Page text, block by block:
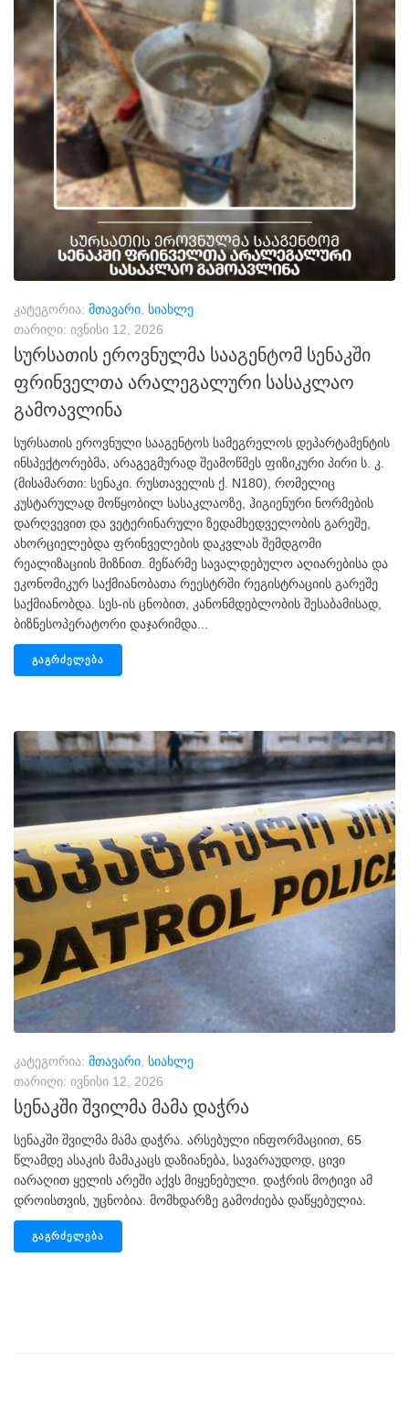
კატეგორია: მთავარი სიახლე
თარიღი: ივნისი 12, 2026
სურსათის ეროვნულმა სააგენტომ სენაკში
ფრინველთა არალეგალური სასაკლაო
გამოავლინა
სურსათის ეროვნული სააგენტოს სამეგრელოს დეპარტამენტის
ინსპექტორებმა, არაგეგმურად შეამოწმეს ფიზიკური პირი ს. კ.
(მისამართი: სენაკი. რუსთაველის ქ. N180), რომელიც
კუსტარულად მოწყობილ სასაკლაოზე, ჰიგიენური ნორმების
დარღვევით და ვეტერინარული ზედამხედველობის გარეშე,
ახორციელებდა ფრინველების დაკვლას შემდგომი
რეალიზაციის მიზნით. მეწარმე სავალდებულო აღიარებისა და
ეკონომიკურ საქმიანობათა რეესტრში რეგისტრაციის გარეშე
საქმიანობდა. სეს-ის ცნობით, კანონმდებლობის შესაბამისად,
ბიზნესოპერატორი დაჯარიმდა...
ᲒᲐᲒᲠᲫᲔᲚᲔᲑᲐ
კატეგორია: მთავარი სიახლე
თარიღი: ივნისი 12, 2026
სენაკში შვილმა მამა დაჭრა
სენაკში შვილმა მამა დაჭრა. არსებული ინფორმაციით, 65
წლამდე ასაკის მამაკაცს დაზიანება, სავარაუდოდ, ცივი
იარაღით ყელის არეში აქვს მიყენებული. დაჭრის მოტივი ამ
დროისთვის, უცნობია. მომხდარზე გამოძიება დაწყებულია.
ᲒᲐᲒᲠᲫᲔᲚᲔᲑᲐ